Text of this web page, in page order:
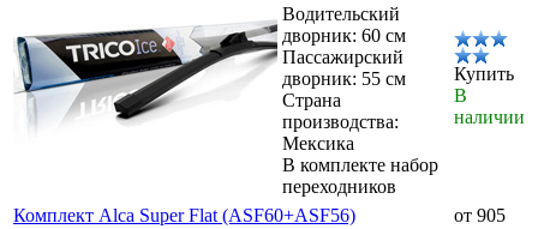
Водительский
дворник: 60 см
Пассажирский
дворник: 55 см
Страна
производства:
Мексика
В комплекте набор
переходников
Купить
В
наличии
Комплект Alca Super Flat (ASF60+ASF56)
от 905